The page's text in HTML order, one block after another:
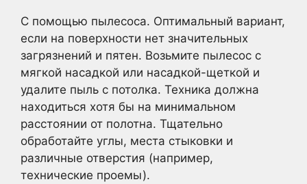
С помощью пылесоса. Оптимальный вариант,
если на поверхности нет значительных
загрязнений и пятен. Возьмите пылесос с
мягкой насадкой или насадкой-щеткой и
удалите пыль с потолка. Техника должна
находиться хотя бы на минимальном
расстоянии от полотна. Тщательно
обработайте углы, места стыковки и
различные отверстия (например,
технические проемы).